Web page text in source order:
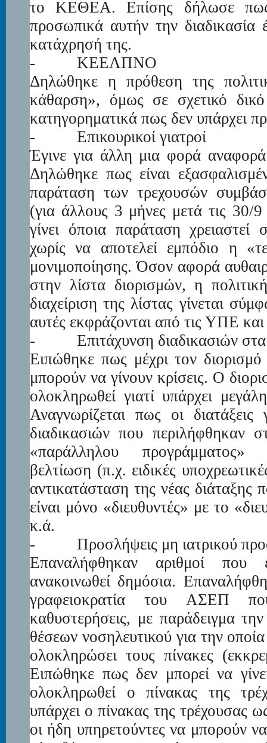
το ΚΕΘΕΑ. Επίσης δήλωσε πως
προσωπικά αυτήν την διαδικασία
κατάχρησή της.
- ΚΕΕΛΠΝΟ
Δηλώθηκε η πρόθεση της
κάθαρση», όμως σε σχετικό
κατηγορηματικά πως δεν υπάρχει
- Επικουρικοί γιατροί
Έγινε για άλλη μια φορά
Δηλώθηκε πως είναι
παράταση των τρεχουσών
(για άλλους 3 μήνες μετά τις
γίνει όποια παράταση
χωρίς να αποτελεί εμπόδιο η
μονιμοποίησης. Όσον αφορά
στην λίστα διορισμών, η
διαχείριση της λίστας γίνεται
αυτές εκφράζονται από τις ΥΠΕ
- Επιτάχυνση διαδικασιών
Ειπώθηκε πως μέχρι τον
μπορούν να γίνουν κρίσεις. Ο
ολοκληρωθεί γιατί υπάρχει
Αναγνωρίζεται πως οι
διαδικασιών που περιλήφθηκαν
«παράλληλου προγράμματος»
βελτίωση (π.χ. ειδικές
αντικατάσταση της νέας διάταξης
είναι μόνο «διευθυντές» με το
κ.ά.
- Προσλήψεις μη ιατρικού
Επαναλήφθηκαν αριθμοί που
ανακοινωθεί δημόσια.
γραφειοκρατία του ΑΣΕΠ
καθυστερήσεις, με παράδειγμα
θέσεων νοσηλευτικού για την
ολοκληρώσει τους πίνακες
Ειπώθηκε πως δεν μπορεί να
ολοκληρωθεί ο πίνακας της
υπάρχει ο πίνακας της τρέχουσας
οι ήδη υπηρετούντες να μπορούν